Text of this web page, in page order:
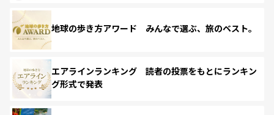
地球の歩き方アワード みんなで選ぶ、旅のベスト。
エアラインランキング 読者の投票をもとにランキン
グ形式で発表